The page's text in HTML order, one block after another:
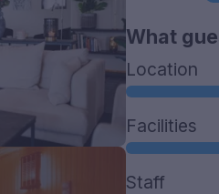
What
Location
Facilities
Staff